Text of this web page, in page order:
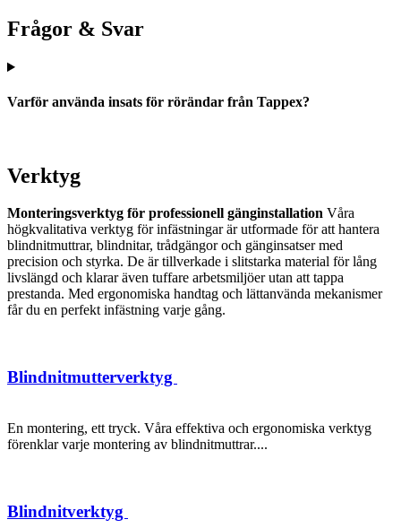
Frågor & Svar
Varför använda insats för rörändar från Tappex?
Verktyg
Monteringsverktyg för professionell gänginstallation Våra
högkvalitativa verktyg för infästningar är utformade för att hantera
blindnitmuttrar, blindnitar, trådgängor och gänginsatser med
precision och styrka. De är tillverkade i slitstarka material för lång
livslängd och klarar även tuffare arbetsmiljöer utan att tappa
prestanda. Med ergonomiska handtag och lättanvända mekanismer
får du en perfekt infästning varje gång.
Blindnitmutterverktyg
En montering, ett tryck. Våra effektiva och ergonomiska verktyg
förenklar varje montering av blindnitmuttrar....
Blindnitverktyg